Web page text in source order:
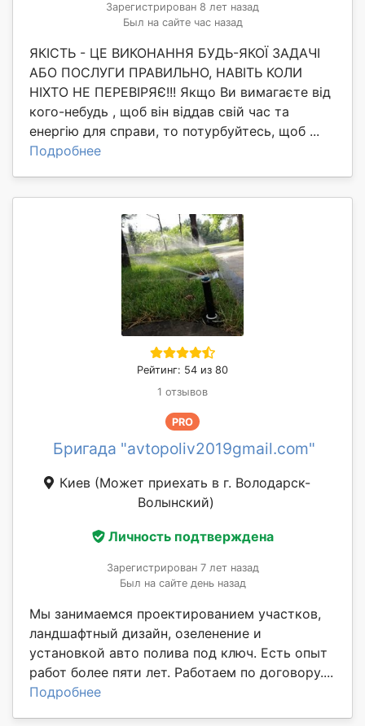
Зарегистрирован 8 лет назад
Был на сайте час назад
ЯКІСТЬ - ЦЕ ВИКОНАННЯ БУДЬ-ЯКОЇ ЗАДАЧІ
АБО ПОСЛУГИ ПРАВИЛЬНО, НАВІТЬ КОЛИ
НІХТО НЕ ПЕРЕВІРЯЄ!!! Якщо Ви вимагаєте від
кого-небудь , щоб він віддав свій час та
енергію для справи, то потурбуйтесь, щоб ...
Подробнее
Рейтинг: 54 из 80
1 отзывов
PRO
Бригада "avtopoliv2019gmail.com"
Киев (Может приехать в г. Володарск-
Волынский)
Личность подтверждена
Зарегистрирован 7 лет назад
Был на сайте день назад
Мы занимаемся проектированием участков,
ландшафтный дизайн, озеленение и
установкой авто полива под ключ. Есть опыт
работ более пяти лет. Работаем по договору....
Подробнее